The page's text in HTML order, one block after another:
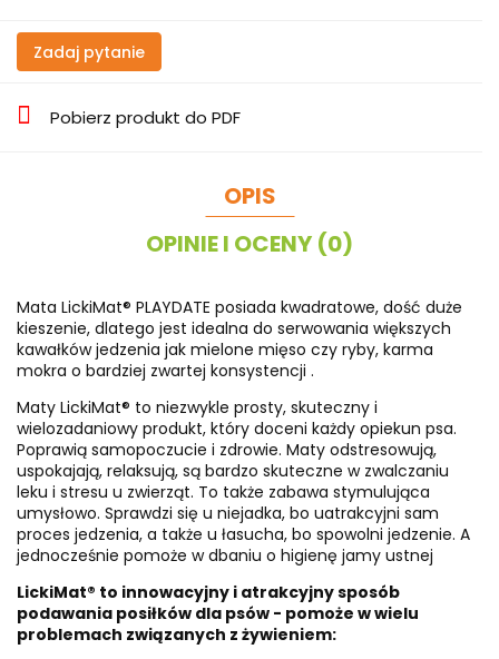
Zadaj pytanie
Pobierz produkt do PDF
OPIS
OPINIE I OCENY (0)
Mata LickiMat® PLAYDATE posiada kwadratowe, dość duże
kieszenie, dlatego jest idealna do serwowania większych
kawałków jedzenia jak mielone mięso czy ryby, karma
mokra o bardziej zwartej konsystencji .
Maty LickiMat® to niezwykle prosty, skuteczny i
wielozadaniowy produkt, który doceni każdy opiekun psa.
Poprawią samopoczucie i zdrowie. Maty odstresowują,
uspokajają, relaksują, są bardzo skuteczne w zwalczaniu
leku i stresu u zwierząt. To także zabawa stymulująca
umysłowo. Sprawdzi się u niejadka, bo uatrakcyjni sam
proces jedzenia, a także u łasucha, bo spowolni jedzenie. A
jednocześnie pomoże w dbaniu o higienę jamy ustnej
LickiMat® to innowacyjny i atrakcyjny sposób
podawania posiłków dla psów - pomoże w wielu
problemach związanych z żywieniem: